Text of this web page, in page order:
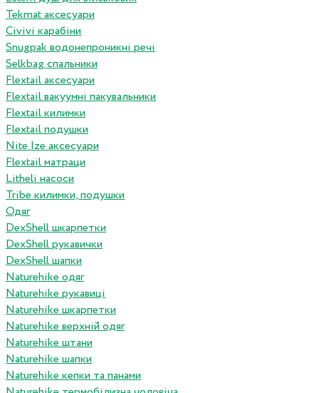
Tekmat аксесуари
Сivivi карабіни
Snugpak водонепроникні речі
Selkbag спальники
Flextail аксесуари
Flextail вакуумні пакувальники
Flextail килимки
Flextail подушки
Nite Ize аксесуари
Flextail матраци
Litheli насоси
Tribe килимки, подушки
Одяг
DexShell шкарпетки
DexShell рукавички
DexShell шапки
Naturehike одяг
Naturehike рукавиці
Naturehike шкарпетки
Naturehike верхній одяг
Naturehike штани
Naturehike шапки
Naturehike кепки та панами